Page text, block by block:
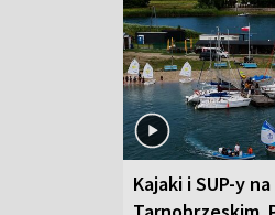
Kajaki i SUP-y